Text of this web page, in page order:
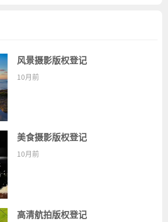
风景摄影版权登记
10月前
美食摄影版权登记
10月前
高清航拍版权登记